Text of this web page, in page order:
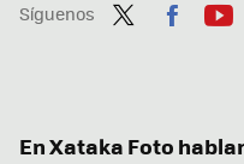
Síguenos
En Xataka Foto